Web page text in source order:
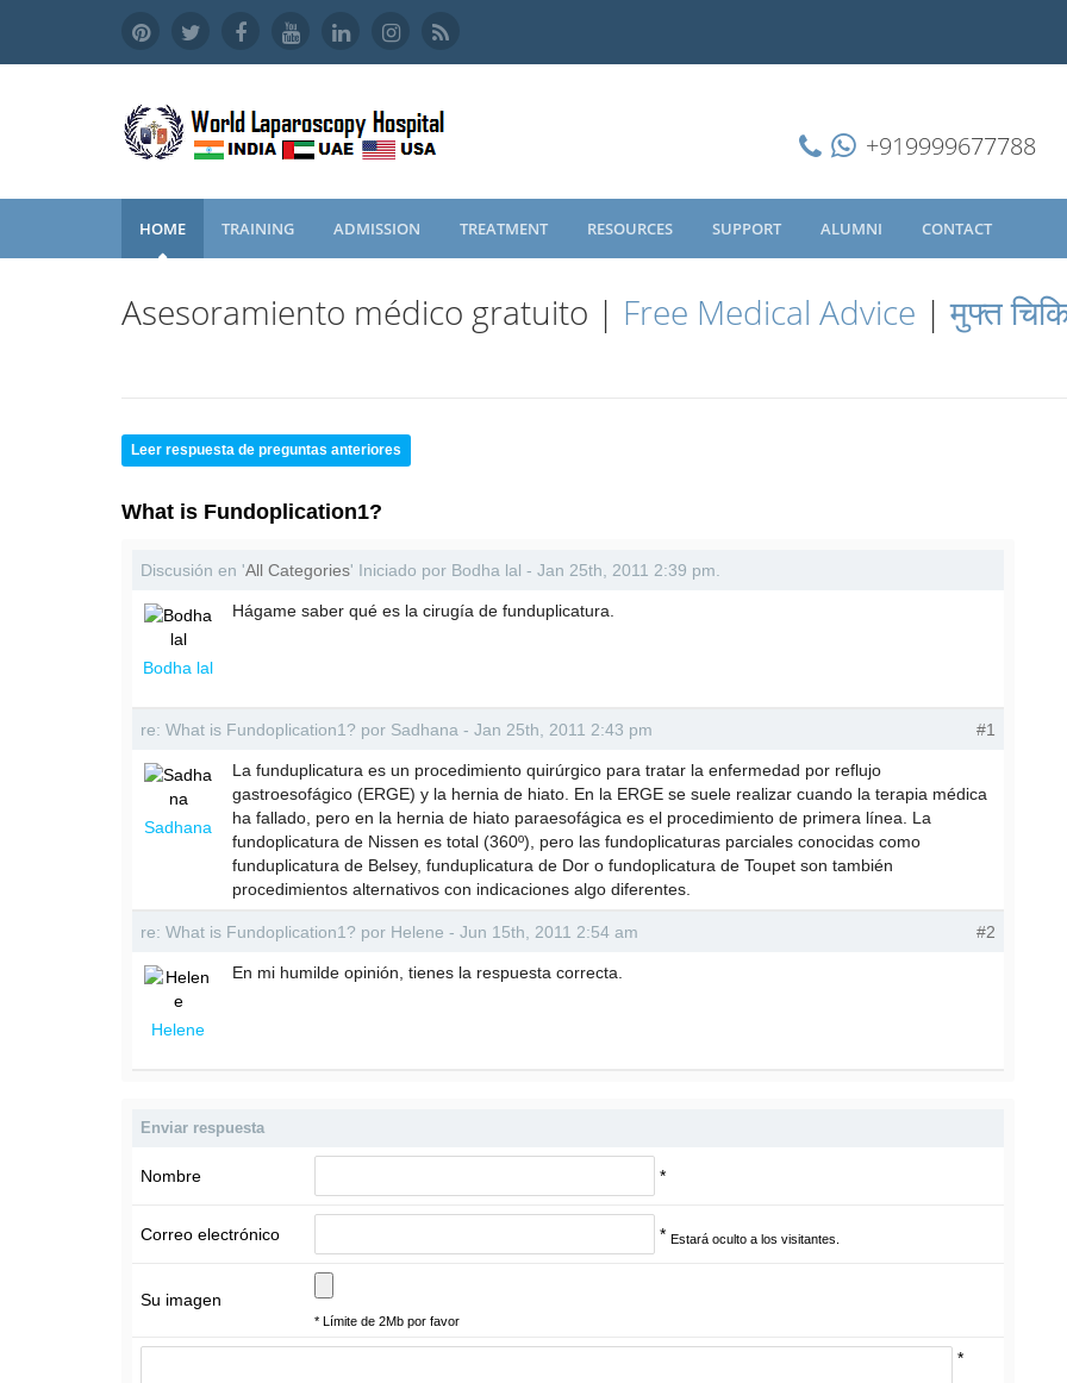
+919999677788
HOME TRAINING ADMISSION TREATMENT RESOURCES SUPPORT ALUMNI CONTACT
Asesoramiento médico gratuito | Free Medical Advice |मुफ्त
Leer respuesta de preguntas anteriores
What is Fundoplication1?
Discusión en 'All Categories' Iniciado por Bodha lal - Jan 25th, 2011 2:39 pm.
Bodha lal
Hágame saber qué es la cirugía de funduplicatura.
re: What is Fundoplication1? por Sadhana - Jan 25th, 2011 2:43 pm #1
Sadhana
La funduplicatura es un procedimiento quirúrgico para tratar la enfermedad por reflujo
gastroesofágico (ERGE) y la hernia de hiato. En la ERGE se suele realizar cuando la terapia médica
ha fallado, pero en la hernia de hiato paraesofágica es el procedimiento de primera línea. La
fundoplicatura de Nissen es total (360º), pero las fundoplicaturas parciales conocidas como
funduplicatura de Belsey, funduplicatura de Dor o fundoplicatura de Toupet son también
procedimientos alternativos con indicaciones algo diferentes.
re: What is Fundoplication1? por Helene - Jun 15th, 2011 2:54 am #2
Helene
En mi humilde opinión, tienes la respuesta correcta.
Enviar respuesta
Nombre *
Correo electrónico * Estará oculto a los visitantes.
Su imagen
* Límite de 2Mb por favor
*